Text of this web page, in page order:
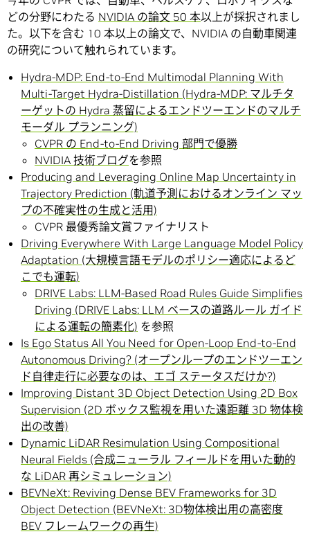
どの分野にわたる NVIDIA の論文 50 本以上が採択されまし
た。以下を含む 10 本以上の論文で、NVIDIA の自動車関連
の研究について触れられています。
Hydra-MDP: End-to-End Multimodal Planning With
Multi-Target Hydra-Distillation (Hydra-MDP: マルチタ
ーゲットの Hydra 蒸留によるエンドツーエンドのマルチ
モーダル プランニング)
CVPR の End-to-End Driving 部門で優勝
NVIDIA 技術ブログを参照
Producing and Leveraging Online Map Uncertainty in
Trajectory Prediction (軌道予測におけるオンライン マッ
プの不確実性の生成と活用)
CVPR 最優秀論文賞ファイナリスト
Driving Everywhere With Large Language Model Policy
Adaptation (大規模言語モデルのポリシー適応によるど
こでも運転)
DRIVE Labs: LLM-Based Road Rules Guide Simplifies
Driving (DRIVE Labs: LLM ベースの道路ルール ガイド
による運転の簡素化) を参照
Is Ego Status All You Need for Open-Loop End-to-End
Autonomous Driving? (オープンループのエンドツーエン
ド自律走行に必要なのは、エゴ ステータスだけか?)
Improving Distant 3D Object Detection Using 2D Box
Supervision (2D ボックス監視を用いた遠距離 3D 物体検
出の改善)
Dynamic LiDAR Resimulation Using Compositional
Neural Fields (合成ニューラル フィールドを用いた動的
な LiDAR 再シミュレーション)
BEVNeXt: Reviving Dense BEV Frameworks for 3D
Object Detection (BEVNeXt: 3D物体検出用の高密度
BEV フレームワークの再生)